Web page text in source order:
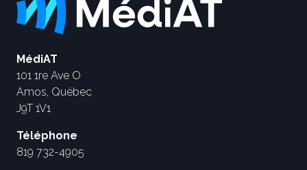
MédiAT
101 1re Ave O
Amos, Québec
J9T 1V1
Téléphone
819 732-4905